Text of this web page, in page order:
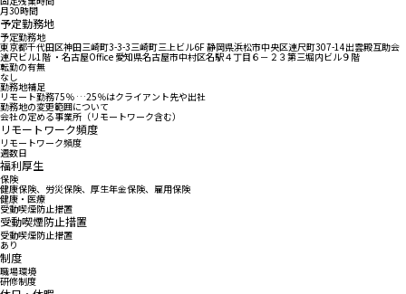
月30時間
予定勤務地
予定勤務地
東京都千代田区神田三崎町3-3-3三崎町三上ビル6F 静岡県浜松市中央区連尺町307-14出雲殿互助会
連尺ビル1階 ・名古屋Office 愛知県名古屋市中村区名駅４丁目６－２３第三堀内ビル９階
転勤の有無
なし
勤務地補足
リモート勤務75％ …25％はクライアント先や出社
勤務地の変更範囲について
会社の定める事業所（リモートワーク含む）
リモートワーク頻度
リモートワーク頻度
週数日
福利厚生
保険
健康保険、労災保険、厚生年金保険、雇用保険
健康・医療
受動喫煙防止措置
受動喫煙防止措置
受動喫煙防止措置
あり
制度
職場環境
研修制度